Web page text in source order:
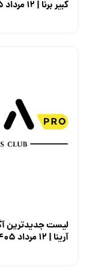
کبیر برنا | ۱۲ مرداد ۱۴۰۵
لیست جدیدترین
آرینا | ۱۲ مرداد ۱۴۰۵